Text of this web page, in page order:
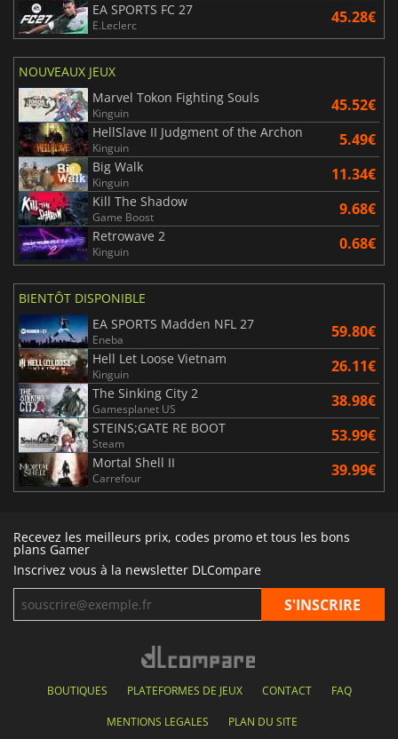
EA SPORTS FC 27
E.Leclerc 45.28€
NOUVEAUX JEUX
Marvel Tokon Fighting Souls
Kinguin 45.52€
HellSlave II Judgment of the Archon
Kinguin 5.49€
Big Walk
Kinguin 11.34€
Kill The Shadow
Game Boost 9.68€
Retrowave 2
Kinguin 0.68€
BIENTÔT DISPONIBLE
EA SPORTS Madden NFL 27
Eneba 59.80€
Hell Let Loose Vietnam
Kinguin 26.11€
The Sinking City 2
Gamesplanet US 38.98€
STEINS;GATE RE BOOT
Steam 53.99€
Mortal Shell II
Carrefour 39.99€
Recevez les meilleurs prix, codes promo et tous les bons
plans Gamer
Inscrivez vous à la newsletter DLCompare
BOUTIQUES PLATEFORMES DE JEUX CONTACT FAQ
MENTIONS LEGALES PLAN DU SITE